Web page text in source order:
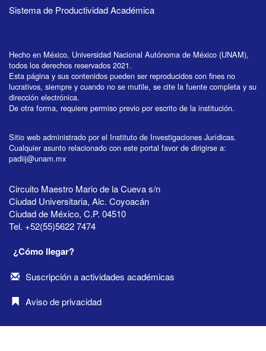
Sistema de Productividad Académica
Hecho en México, Universidad Nacional Autónoma de México (UNAM),
todos los derechos reservados 2021.
Esta página y sus contenidos pueden ser reproducidos con fines no
lucrativos, siempre y cuando no se mutile, se cite la fuente completa y su
dirección electrónica.
De otra forma, requiere permiso previo por escrito de la institución.
Sitio web administrado por el Instituto de Investigaciones Jurídicas.
Cualquier asunto relacionado con este portal favor de dirigirse a:
padiij@unam.mx
Circuito Maestro Mario de la Cueva s/n
Ciudad Universitaria, Alc. Coyoacán
Ciudad de México, C.P. 04510
Tel. +52(55)5622 7474
¿Cómo llegar?
Suscripción a actividades académicas
Aviso de privacidad